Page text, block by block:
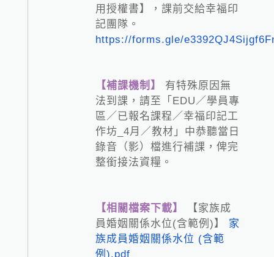
用授權書】，課前交給幸福印
記團隊。
https://forms.gle/
【補課機制】
有特殊原因無
法到課，請至「EDU／學員專
區／已報名課程／幸福印記工
作坊_4月／教材」中恭聽當日
錄音（影）檔進行補課，俾完
整銜接法資糧。
【相關檔案下載】
【家族成
員婚姻關係水位(含範例)】 家
族成員婚姻關係水位 (含範
例).pdf